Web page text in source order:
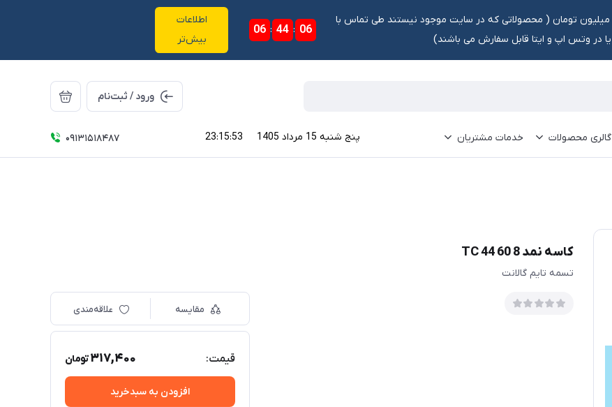
تخفیف ۵ درصد برای سفارشات بالای ۱۰ میلیون تومان ‌‌(‌‌ محصولاتی که در سایت موجود نیستند طی تماس با
06 : 44 : 05
اطلاعات
بیش‌تر
ورود / ثبت‌نام
گالری محصولات خدمات مشتریان پنج شنبه 15 مرداد 1405 23:15:54
09131518487
کاسه نمد TC 44 60 8
تسمه تایم گالانت
مقایسه علاقه‌مندی
قیمت: 317,400تومان
افزودن به سبدخرید